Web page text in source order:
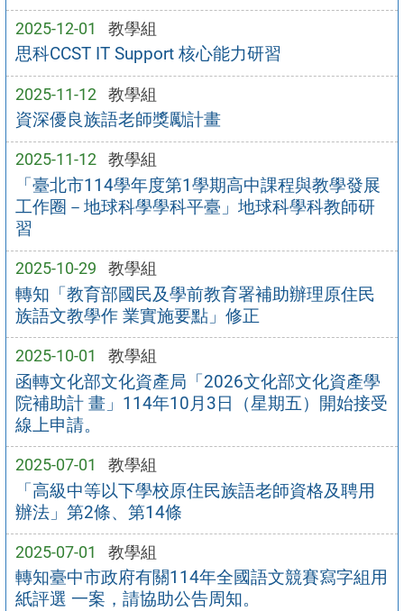
2025-12-01 教學組
思科CCST IT Support 核心能力研習
2025-11-12 教學組
資深優良族語老師獎勵計畫
2025-11-12 教學組
「臺北市114學年度第1學期高中課程與教學發展
工作圈－地球科學學科平臺」地球科學科教師研
習
2025-10-29 教學組
轉知「教育部國民及學前教育署補助辦理原住民
族語文教學作 業實施要點」修正
2025-10-01 教學組
函轉文化部文化資產局「2026文化部文化資產學
院補助計 畫」114年10月3日（星期五）開始接受
線上申請。
2025-07-01 教學組
「高級中等以下學校原住民族語老師資格及聘用
辦法」第2條、第14條
2025-07-01 教學組
轉知臺中市政府有關114年全國語文競賽寫字組用
紙評選 一案，請協助公告周知。